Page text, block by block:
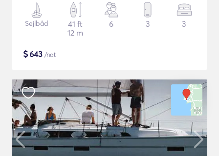
Sejlbåd
41 ft
12 m
6 3 3
$643 /nat